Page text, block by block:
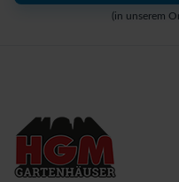
(in unserem